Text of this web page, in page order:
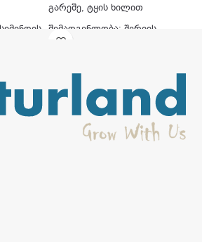
გარეშე, ტყის ხილით
შემადგენლობა: შვრიის
ფანტელი 66%, შაქარი, რძის
ჟოლო 0,5%, მარწყვი 0,5%,